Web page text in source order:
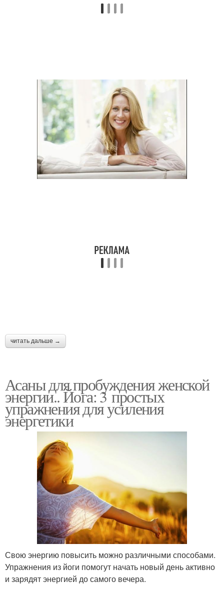
Женские энергии Энергии на мужчину
Энергия в психологии Женские чакры
Энергия в женщине
читать дальше →
Асаны для пробуждения женской
энергии.. Йога: 3 простых
упражнения для усиления
энергетики
Свою энергию повысить можно различными способами.
Упражнения из йоги помогут начать новый день активно
и зарядят энергией до самого вечера.